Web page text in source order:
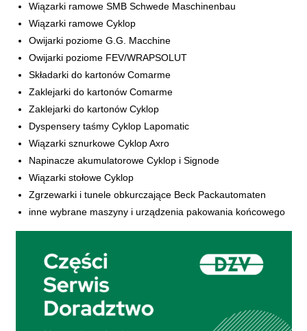
Wiązarki ramowe SMB Schwede Maschinenbau
Wiązarki ramowe Cyklop
Owijarki poziome G.G. Macchine
Owijarki poziome FEV/WRAPSOLUT
Składarki do kartonów Comarme
Zaklejarki do kartonów Comarme
Zaklejarki do kartonów Cyklop
​Dyspensery taśmy Cyklop Lapomatic
Wiązarki sznurkowe Cyklop Axro
Napinacze akumulatorowe Cyklop i Signode
Wiązarki stołowe Cyklop
Zgrzewarki i tunele obkurczające Beck Packautomaten
​inne wybrane maszyny i urządzenia pakowania końcowego